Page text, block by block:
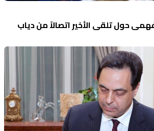
حول تلقي الأخير اتصالاً من دياب